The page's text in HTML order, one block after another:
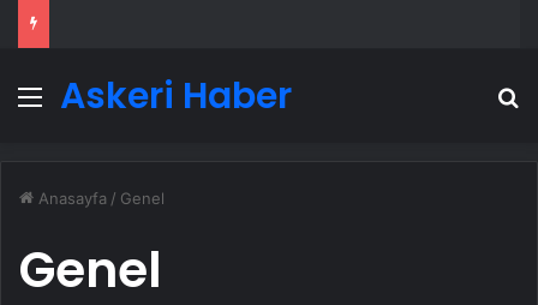
Menü
Askeri Haber
Anasayfa / Genel
Genel